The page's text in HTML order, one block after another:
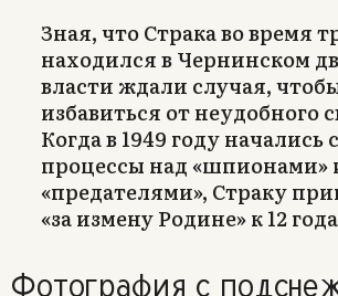
Зная, что Страка во время
находился в Чернинском
власти ждали случая,
избавиться от неудобного
Когда в 1949 году начались
процессы над «шпионами»
«предателями», Страку
«за измену Родине» к 12
Фотография с